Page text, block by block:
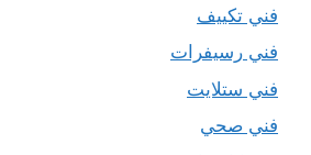
فني تكييف
فني رسيفرات
فني ستلايت
فني صحي